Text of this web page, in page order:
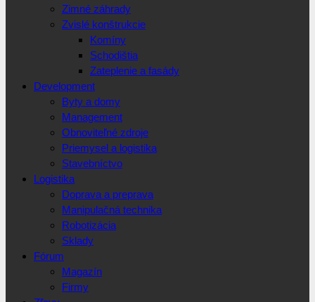
Zimné záhrady
Zvislé konštrukcie
Komíny
Schodištia
Zateplenie a fasády
Development
Byty a domy
Management
Obnoviteľné zdroje
Priemysel a logistika
Stavebníctvo
Logistika
Doprava a preprava
Manipulačná technika
Robotizácia
Sklady
Fórum
Magazín
Firmy